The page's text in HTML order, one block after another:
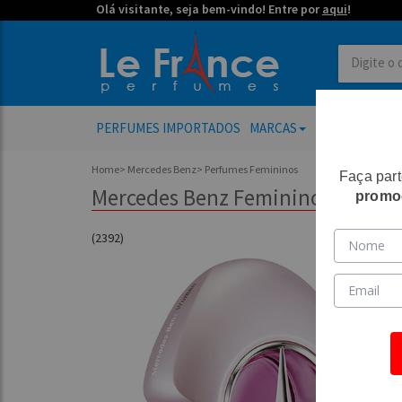
Olá visitante, seja bem-vindo! Entre poraqui!
PERFUMES IMPORTADOS MARCAS PERFUMES
Home> Mercedes Benz> Perfumes Femininos
Mercedes Benz Feminino Eau de
(2392)
Faça